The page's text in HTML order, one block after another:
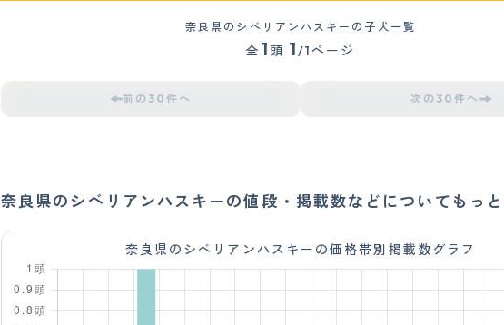
奈良県のシベリアンハスキーの子犬一覧
全 1 頭 1/1ページ
前の30件へ 次の30件へ
奈良県のシベリアンハスキーの値段・掲載数などについてもっ
奈良県のシベリアンハスキーの価格帯別掲載数グラフ